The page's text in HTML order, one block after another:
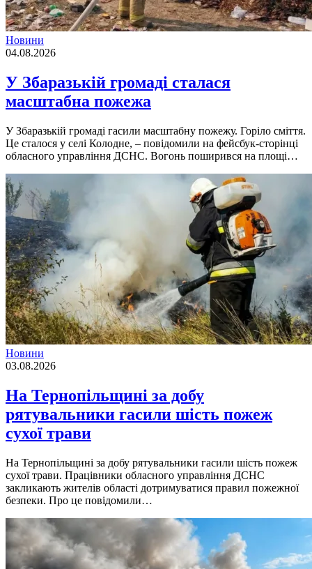
Новини
04.08.2026
У Збаразькій громаді сталася
масштабна пожежа
У Збаразькій громаді гасили масштабну пожежу. Горіло сміття.
Це сталося у селі Колодне, – повідомили на фейсбук-сторінці
обласного управління ДСНС. Вогонь поширився на площі…
Новини
03.08.2026
На Тернопільщині за добу
рятувальники гасили шість пожеж
сухої трави
На Тернопільщині за добу рятувальники гасили шість пожеж
сухої трави. Працівники обласного управління ДСНС
закликають жителів області дотримуватися правил пожежної
безпеки. Про це повідомили…